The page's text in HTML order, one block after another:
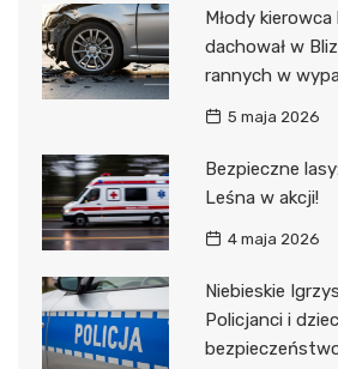
Młody
dachował w
rannych w
5 maja 2026
Bezpieczne
Leśna w akcji!
4 maja 2026
Niebieskie
Policjanci i